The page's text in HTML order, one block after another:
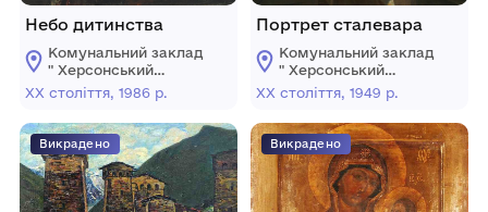
Небо дитинства
Комунальний заклад
" Херсонський
обласний художній
музей ім.
О.О.Шовкуненка"
ХОР
ХХ століття, 1986 р.
Викрадено
Портрет сталевара
Комунальний заклад
" Херсонський
обласний художній
музей ім.
О.О.Шовкуненка"
ХОР
ХХ століття, 1949 р.
Викрадено